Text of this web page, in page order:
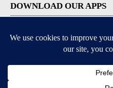
DOWNLOAD OUR APPS
Available for